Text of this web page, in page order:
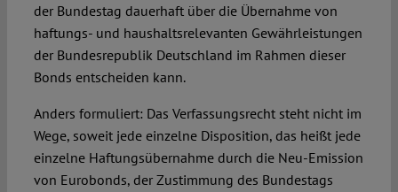
der Bundestag dauerhaft über die Übernahme von
haftungs- und haushaltsrelevanten Gewährleistungen
der Bundesrepublik Deutschland im Rahmen dieser
Bonds entscheiden kann.
Anders formuliert: Das Verfassungsrecht steht nicht im
Wege, soweit jede einzelne Disposition, das heißt jede
einzelne Haftungsübernahme durch die Neu-Emission
von Eurobonds, der Zustimmung des Bundestags